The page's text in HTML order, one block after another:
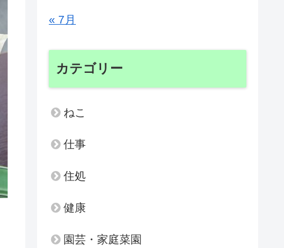
« 7月
カテゴリー
ねこ
仕事
住処
健康
園芸・家庭菜園